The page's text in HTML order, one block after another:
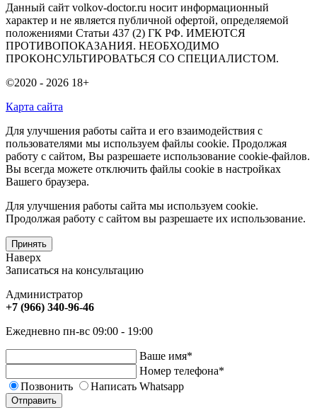
Данный сайт volkov-doctor.ru носит информационный
характер и не является публичной офертой, определяемой
положениями Статьи 437 (2) ГК РФ. ИМЕЮТСЯ
ПРОТИВОПОКАЗАНИЯ. НЕОБХОДИМО
ПРОКОНСУЛЬТИРОВАТЬСЯ СО СПЕЦИАЛИСТОМ.
©2020 - 2026 18+
Карта сайта
Для улучшения работы сайта и его взаимодействия с
пользователями мы используем файлы cookie. Продолжая
работу с сайтом, Вы разрешаете использование cookie-файлов.
Вы всегда можете отключить файлы cookie в настройках
Вашего браузера.
Для улучшения работы сайта мы используем cookie.
Продолжая работу с сайтом вы разрешаете их использование.
Принять
Наверх
Записаться на консультацию
Администратор
+7 (966) 340-96-46
Ежедневно пн-вс 09:00 - 19:00
Ваше имя*
Номер телефона*
Позвонить
Написать Whatsapp
Отправить